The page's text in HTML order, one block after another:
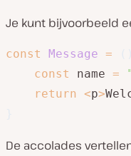
Je kunt bijvoorbeeld
const Message =
const
name =
return <p>
De accolades